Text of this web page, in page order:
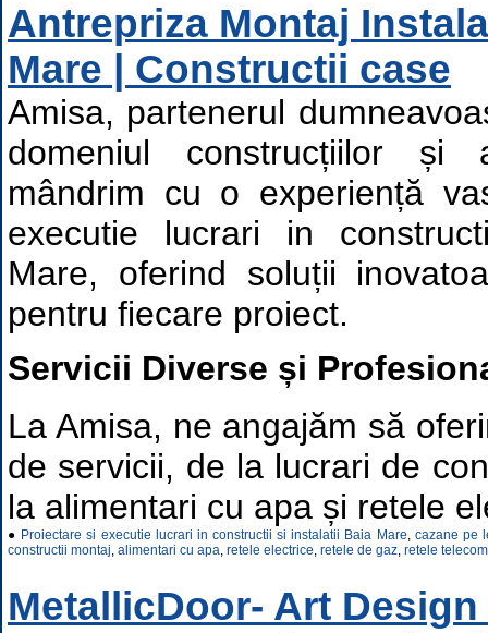
Antrepriza Montaj
Mare | Constructii case
Amisa, partenerul
domeniul construcțiilor și
mândrim cu o experiență
executie lucrari in
Mare, oferind soluții
pentru fiecare proiect.
Servicii Diverse și
La Amisa, ne angajăm să
de servicii, de la lucrari de
la alimentari cu apa și retele
● Proiectare si executie lucrari in constructii si instalatii Baia Mare, cazane pe
constructii montaj, alimentari cu apa, retele electrice, retele de gaz, retele
MetallicDoor- Art